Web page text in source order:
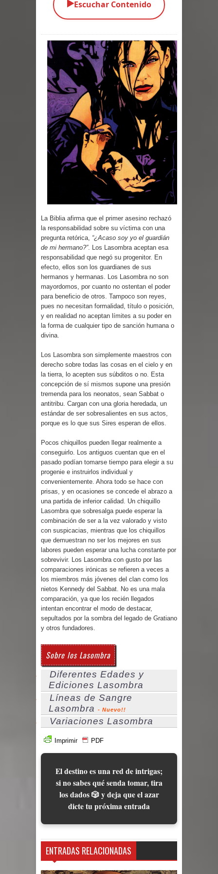
Parte 01: El Comienzo
Exaltados y Muertos Vivientes
Los Muertos se Levantan (Relato)
Los Monstruos más Buscados
Alma
El Destructor
El Buscador
El Pueblo Protegido
Parte 05: Sitiados
▶️Escuchar Contenido
La Biblia afirma que el primer asesino rechazó
la responsabilidad sobre su víctima con una
pregunta retórica, “¿Acaso soy yo el guardián
de mi hermano?”. Los Lasombra aceptan esa
responsabilidad que negó su progenitor. En
efecto, ellos son los guardianes de sus
hermanos y hermanas. Los Lasombra no son
mayordomos, por cuanto no ostentan el poder
para beneficio de otros. Tampoco son reyes,
pues no necesitan formalidad, título o posición,
y en realidad no aceptan límites a su poder en
la forma de cualquier tipo de sanción humana o
divina.
Los Lasombra son simplemente maestros con
derecho sobre todas las cosas en el cielo y en
la tierra, lo acepten sus súbditos o no. Esta
concepción de sí mismos supone una presión
tremenda para los neonatos, sean Sabbat o
antitribu. Cargan con una gloria heredada, un
estándar de ser sobresalientes en sus actos,
porque es lo que sus Sires esperan de ellos.
Pocos chiquillos pueden llegar realmente a
conseguirlo. Los antiguos cuentan que en el
pasado podían tomarse tiempo para elegir a su
progenie e instruirlos individual y
convenientemente. Ahora todo se hace con
prisas, y en ocasiones se concede el abrazo a
una partida de inferior calidad. Un chiquillo
Lasombra que sobresalga puede esperar la
combinación de ser a la vez valorado y visto
con suspicacias, mientras que los chiquillos
que demuestran no ser los mejores en sus
labores pueden esperar una lucha constante por
sobrevivir. Los Lasombra con gusto por las
comparaciones irónicas se refieren a veces a
los miembros más jóvenes del clan como los
nietos Kennedy del Sabbat. No es una mala
comparación, ya que los recién llegados
intentan encontrar el modo de destacar,
sepultados por la sombra del legado de Gratiano
y otros fundadores.
Sobre los Lasombra
Diferentes Edades y
Ediciones Lasombra
Líneas de Sangre
Lasombra
- Nuevo!!
Variaciones Lasombra
Imprimir PDF
El destino es una red de intrigas;
si no sabes qué senda tomar, tira
los dados 🎲 y deja que el azar
dicte tu próxima entrada
ENTRADAS RELACIONADAS